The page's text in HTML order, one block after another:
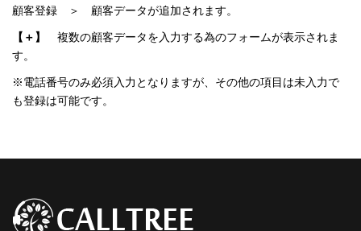
顧客登録 ＞ 顧客データが追加されます。
【＋】
複数の顧客データを入力する為のフォームが表示されま
す。
※電話番号のみ必須入力となりますが、その他の項目は未入力で
も登録は可能です。